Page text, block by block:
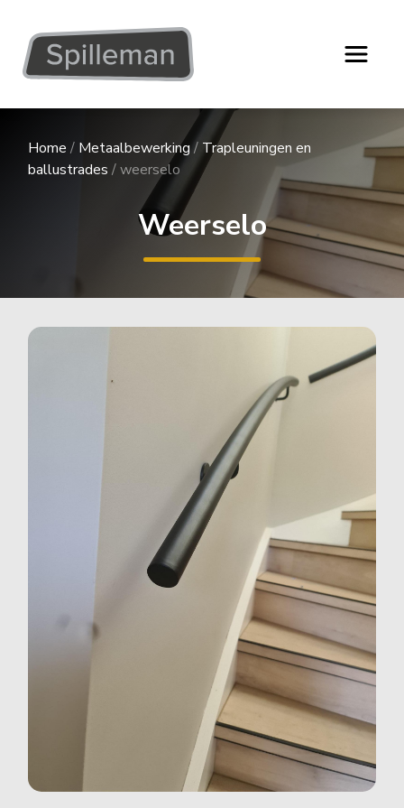
Home / Metaalbewerking/ Trapleuningen en
ballustrades /weerselo
Weerselo